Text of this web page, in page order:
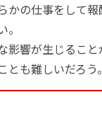
かの仕事をして
影響が生じること
とも難しいだろう。